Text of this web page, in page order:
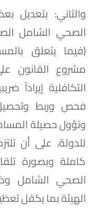
والثاني: بتعديل
(فيما يتعلق
مشروع القانون
التكافلية إيراداً
فحص وربط
وتؤول حصيلة
للدولة، على أن
كاملة وبصورة
الصحي الشامل
الهيئة بما يكفل